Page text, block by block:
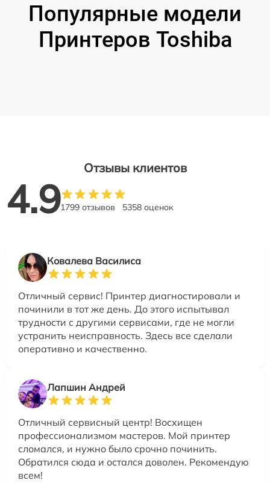
Популярные модели
Принтеров Toshiba
Отзывы клиентов
4.91799 отзывов 5358 оценок
Ковалева Василиса
Отличный сервис! Принтер диагностировали и
починили в тот же день. До этого испытывал
трудности с другими сервисами, где не могли
устранить неисправность. Здесь все сделали
оперативно и качественно.
Лапшин Андрей
Отличный сервисный центр! Восхищен
профессионализмом мастеров. Мой принтер
сломался, и нужно было срочно починить.
Обратился сюда и остался доволен. Рекомендую
всем!